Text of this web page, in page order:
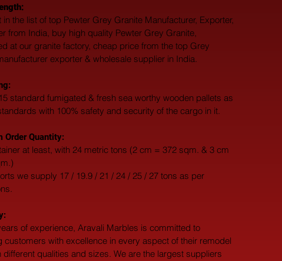
the list of top Pewter Grey Granite Manufacturer, Exporter,
from India, buy high quality Pewter Grey Granite,
at our granite factory, cheap price from the top Grey
exporter & wholesale supplier in India.
standard fumigated & fresh sea worthy wooden pallets as
with 100% safety and security of the cargo in it.
Order Quantity:
at least, with 24 metric tons (2 cm = 372 sqm. & 3 cm
we supply 17 / 19.9 / 21 / 24 / 25 / 27 tons as per
of experience, Aravali Marbles is committed to
customers with excellence in every aspect of their remodel
different qualities and sizes. We are the largest suppliers